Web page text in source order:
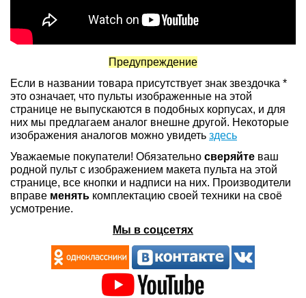
Предупреждение
Если в названии товара присутствует знак звездочка *
это означает, что пульты изображенные на этой
странице не выпускаются в подобных корпусах, и для
них мы предлагаем аналог внешне другой. Некоторые
изображения аналогов можно увидеть здесь
Уважаемые покупатели! Обязательно сверяйте ваш
родной пульт с изображением макета пульта на этой
странице, все кнопки и надписи на них. Производители
вправе менять комплектацию своей техники на своё
усмотрение.
Мы в соцсетях